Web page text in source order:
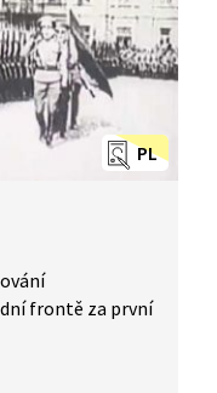
PL
frontě za první